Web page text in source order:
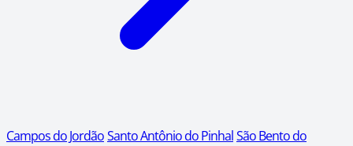
Campos do JordãoSanto Antônio do PinhalSão Bento do